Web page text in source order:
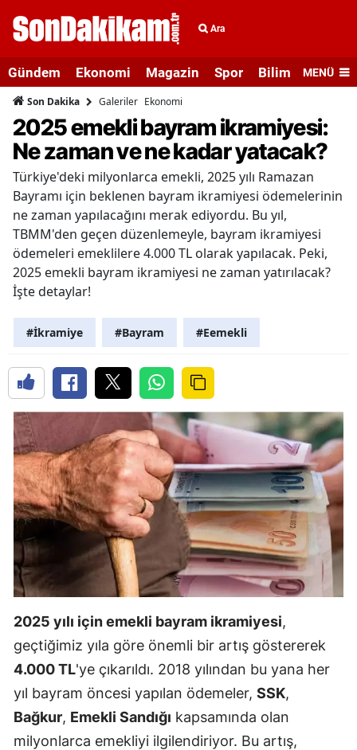
Ara
Gündem Ekonomi Magazin Spor Bilim veMENÜ
Son Dakika Galeriler Ekonomi
2025 emekli bayram ikramiyesi:
Ne zaman ve ne kadar yatacak?
Türkiye'deki milyonlarca emekli, 2025 yılı Ramazan
Bayramı için beklenen bayram ikramiyesi ödemelerinin
ne zaman yapılacağını merak ediyordu. Bu yıl,
TBMM'den geçen düzenlemeyle, bayram ikramiyesi
ödemeleri emeklilere 4.000 TL olarak yapılacak. Peki,
2025 emekli bayram ikramiyesi ne zaman yatırılacak?
İşte detaylar!
#İkramiye #Bayram #Eemekli
2025 yılı için emekli bayram ikramiyesi,
geçtiğimiz yıla göre önemli bir artış göstererek
4.000 TL'ye çıkarıldı. 2018 yılından bu yana her
yıl bayram öncesi yapılan ödemeler, SSK,
Bağkur, Emekli Sandığı kapsamında olan
milyonlarca emekliyi ilgilendiriyor. Bu artış,